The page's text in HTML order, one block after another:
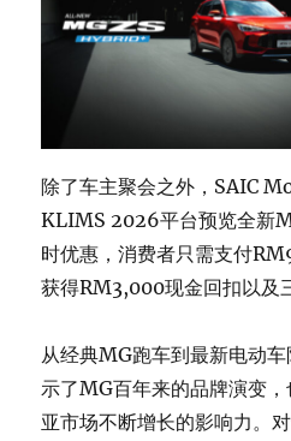
除了车主聚会之外，SAIC
KLIMS 2026平台预览全新
时优惠，消费者只需支付
获得RM3,000现金回扣以及
从经典MG跑车到最新电动
示了MG百年来的品牌演变
亚市场不断增长的影响力。